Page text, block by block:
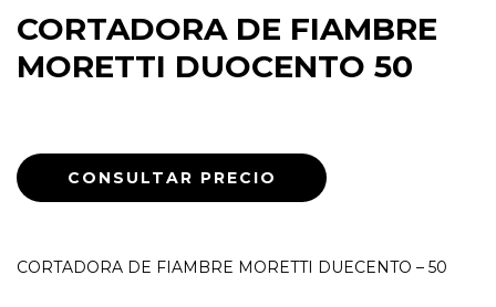
CORTADORA DE FIAMBRE
MORETTI DUOCENTO 50
CORTADORA DE FIAMBRE MORETTI DUECENTO – 50